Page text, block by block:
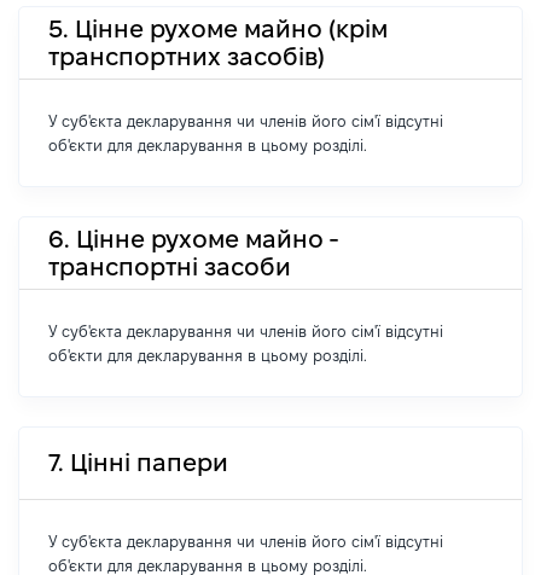
5. Цінне рухоме майно (крім
транспортних засобів)
У суб'єкта декларування чи членів його сім'ї відсутні
об'єкти для декларування в цьому розділі.
6. Цінне рухоме майно -
транспортні засоби
У суб'єкта декларування чи членів його сім'ї відсутні
об'єкти для декларування в цьому розділі.
7. Цінні папери
У суб'єкта декларування чи членів його сім'ї відсутні
об'єкти для декларування в цьому розділі.